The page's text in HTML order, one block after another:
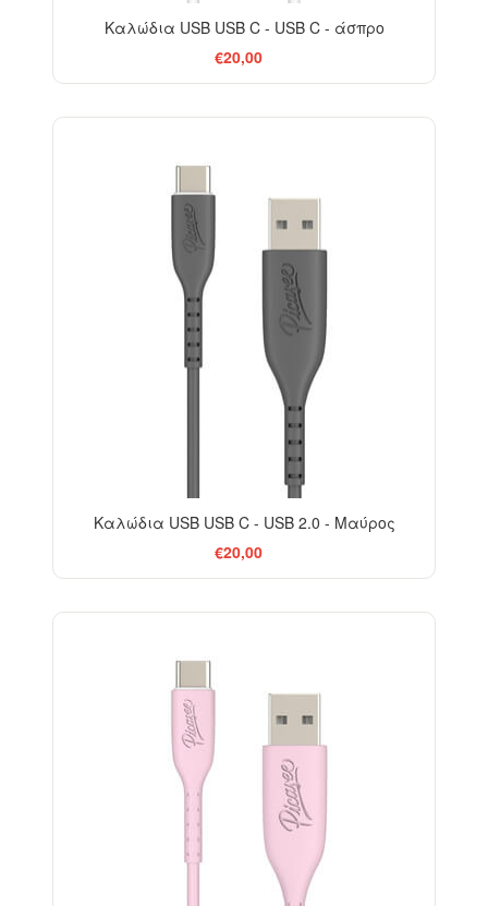
Καλώδια USB USB C - USB C - άσπρο
€20,00
Καλώδια USB USB C - USB 2.0 - Μαύρος
€20,00